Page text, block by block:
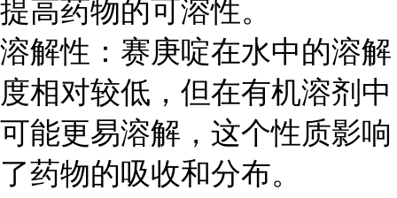
提高药物的可溶性。
溶解性：赛庚啶在水中的溶解
度相对较低，但在有机溶剂中
可能更易溶解，这个性质影响
了药物的吸收和分布。